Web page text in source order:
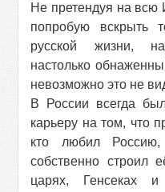
Не претендуя на всю
попробую вскрыть
русской жизни,
настолько
невозможно это не
В России всегда
карьеру на том, что
кто любил
собственно строил
царях, Генсеках